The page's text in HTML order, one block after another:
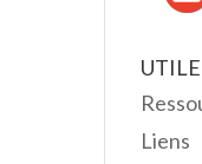
UTILE
Liens